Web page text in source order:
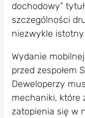
dochodowy”
szczególności
niezwykle istotny
Wydanie
przed zespołem
Deweloperzy
mechaniki, które
zatopienia się w